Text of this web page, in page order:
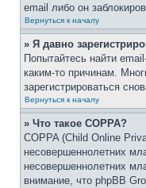
email либо он
Вернуться к началу
» Я давно
Попытайтесь найти
каким-то причинам.
зарегистрироваться
Вернуться к началу
» Что такое COPPA?
COPPA (Child Online
несовершеннолетних
несовершеннолетних
внимание, что phpBB